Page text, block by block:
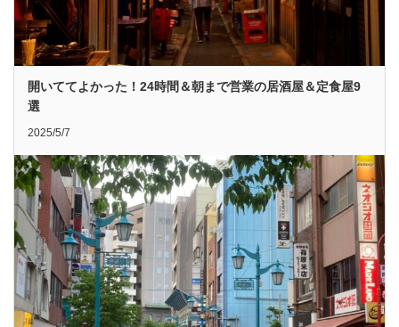
開いててよかった！24時間＆朝まで営業の居酒屋＆定食屋9
選
2025/5/7